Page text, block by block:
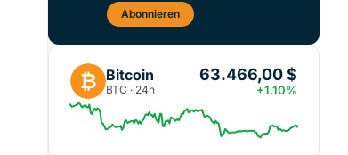
Abonnieren
₿ Bitcoin
BTC · 24h
63.466,00 $
+1.10%